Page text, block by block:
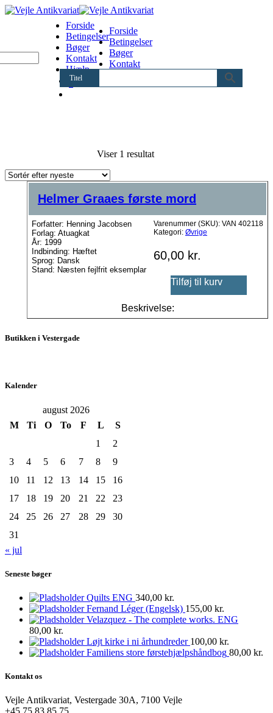
Titel
Forside
Betingelser
Bøger
Kontakt
Hjælp
Forside
Betingelser
Bøger
Kontakt
Viser 1 resultat
Helmer Graaes første mord
Forfatter: Henning Jacobsen
Forlag: Atuagkat
År: 1999
Indbinding: Hæftet
Sprog: Dansk
Stand: Næsten fejlfrit eksemplar
Varenummer (SKU): VAN 402118
Kategori: Øvrige
60,00 kr.
Tilføj til kurv
Beskrivelse:
Butikken i Vestergade
Kalender
august 2026
M
Ti O To F L
S
1
2
3
4 5 6 7 8
9
10
11 12 13 14 15
16
17
18 19 20 21 22
23
24
25 26 27 28 29
30
31
« jul
Seneste bøger
Quilts ENG 340,00 kr.
Fernand Léger (Engelsk) 155,00 kr.
Velazquez - The complete works. ENG
80,00 kr.
Løjt kirke i ni århundreder 100,00 kr.
Familiens store førstehjælpshåndbog 80,00 kr.
Kontakt os
Vejle Antikvariat, Vestergade 30A, 7100 Vejle